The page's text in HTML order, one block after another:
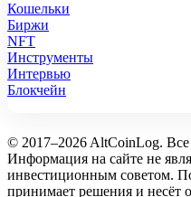
Кошельки
Биржи
NFT
Инструменты
Интервью
Блокчейн
© 2017–2026 AltCoinLog.
Информация на сайте не
инвестиционным советом.
принимает решения и несёт